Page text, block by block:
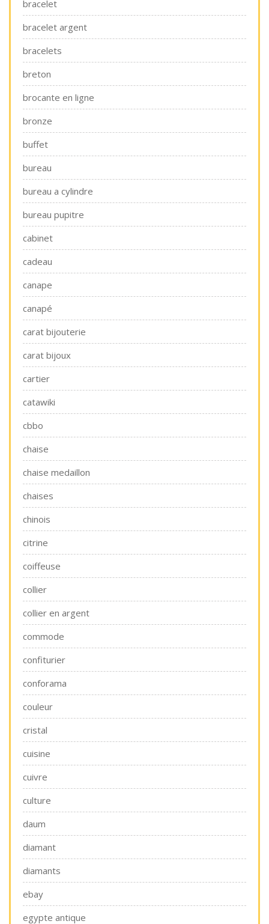
bracelet
bracelet argent
bracelets
breton
brocante en ligne
bronze
buffet
bureau
bureau a cylindre
bureau pupitre
cabinet
cadeau
canape
canapé
carat bijouterie
carat bijoux
cartier
catawiki
cbbo
chaise
chaise medaillon
chaises
chinois
citrine
coiffeuse
collier
collier en argent
commode
confiturier
conforama
couleur
cristal
cuisine
cuivre
culture
daum
diamant
diamants
ebay
egypte antique